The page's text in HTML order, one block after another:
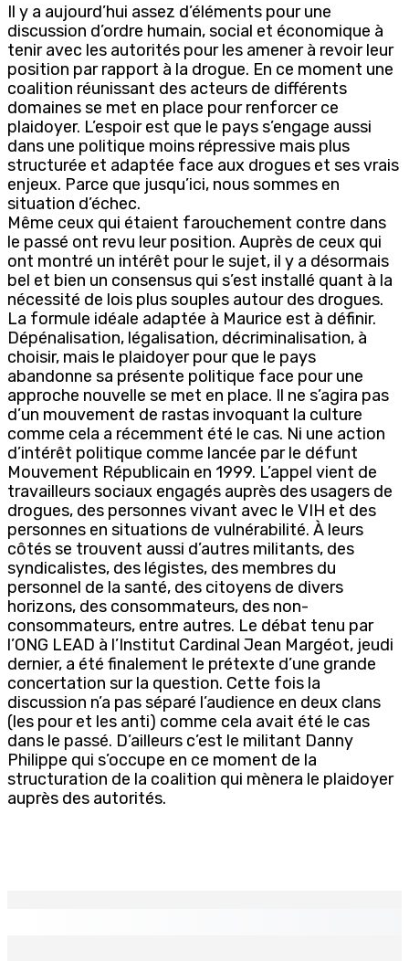
Il y a aujourd’hui assez d’éléments pour une
discussion d’ordre humain, social et économique à
tenir avec les autorités pour les amener à revoir leur
position par rapport à la drogue. En ce moment une
coalition réunissant des acteurs de différents
domaines se met en place pour renforcer ce
plaidoyer. L’espoir est que le pays s’engage aussi
dans une politique moins répressive mais plus
structurée et adaptée face aux drogues et ses vrais
enjeux. Parce que jusqu’ici, nous sommes en
situation d’échec.
Même ceux qui étaient farouchement contre dans
le passé ont revu leur position. Auprès de ceux qui
ont montré un intérêt pour le sujet, il y a désormais
bel et bien un consensus qui s’est installé quant à la
nécessité de lois plus souples autour des drogues.
La formule idéale adaptée à Maurice est à définir.
Dépénalisation, légalisation, décriminalisation, à
choisir, mais le plaidoyer pour que le pays
abandonne sa présente politique face pour une
approche nouvelle se met en place. Il ne s’agira pas
d’un mouvement de rastas invoquant la culture
comme cela a récemment été le cas. Ni une action
d’intérêt politique comme lancée par le défunt
Mouvement Républicain en 1999. L’appel vient de
travailleurs sociaux engagés auprès des usagers de
drogues, des personnes vivant avec le VIH et des
personnes en situations de vulnérabilité. À leurs
côtés se trouvent aussi d’autres militants, des
syndicalistes, des légistes, des membres du
personnel de la santé, des citoyens de divers
horizons, des consommateurs, des non-
consommateurs, entre autres. Le débat tenu par
l’ONG LEAD à l’Institut Cardinal Jean Margéot, jeudi
dernier, a été finalement le prétexte d’une grande
concertation sur la question. Cette fois la
discussion n’a pas séparé l’audience en deux clans
(les pour et les anti) comme cela avait été le cas
dans le passé. D’ailleurs c’est le militant Danny
Philippe qui s’occupe en ce moment de la
structuration de la coalition qui mènera le plaidoyer
auprès des autorités.